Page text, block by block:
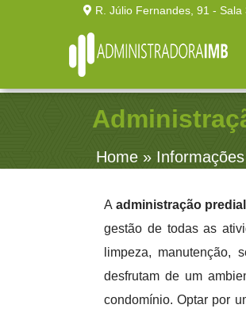
R. Júlio Fernandes, 91 -
Home» Informações
A administração predial
gestão de todas as
limpeza, manutenção,
desfrutam de um
condomínio. Optar por